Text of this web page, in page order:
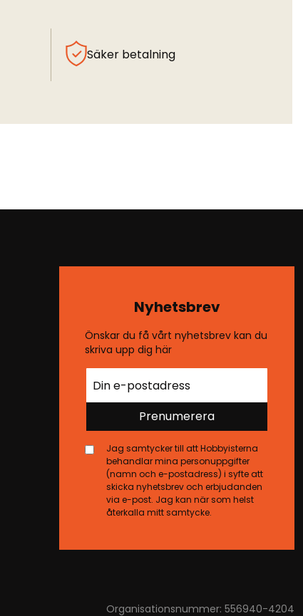
Säker betalning
Nyhetsbrev
Önskar du få vårt nyhetsbrev kan du
skriva upp dig här
Prenumerera
Jag samtycker till att Hobbyisterna
behandlar mina personuppgifter
(namn och e-postadress) i syfte att
skicka nyhetsbrev och erbjudanden
via e-post. Jag kan när som helst
återkalla mitt samtycke.
Organisationsnummer: 556940-4204